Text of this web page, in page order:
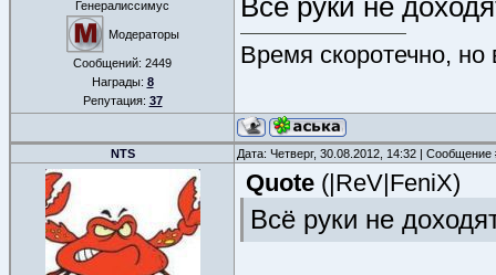
Генералиссимус
Модераторы
Сообщений: 2449
Награды: 8
Репутация: 37
Всё руки не
Время скоротечно,
NTS Дата: Четверг, 30.08.2012, 14:32 |
Quote (|ReV|FeniX)
Всё руки не